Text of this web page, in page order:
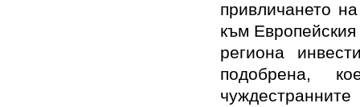
привличането
към
региона
подобрена,